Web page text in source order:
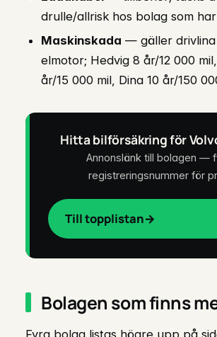
drulle/allrisk hos bolag som
Maskinskada — gäller drivlina
elmotor; Hedvig 8 år/12 000
år/15 000 mil, Dina 10 år/150
Hitta bilförsäkring för
Annonslänk till bolagen —
registreringsnummer för
Till topplistan
Bolagen som finns